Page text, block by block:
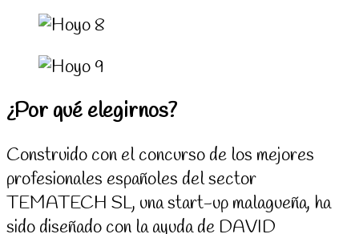
¿Por qué elegirnos?
Construido con el concurso de los mejores
profesionales españoles del sector
TEMATECH SL, una start-up malagueña, ha
sido diseñado con la ayuda de DAVID